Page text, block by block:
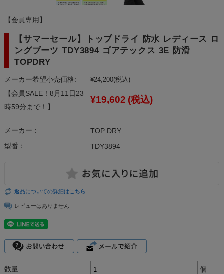
【会員専用】
【サマーセール】トップドライ 防水 レディース ロ
ングブーツ TDY3894 ゴアテックス 3E 防滑
TOPDRY
メーカー希望小売価格: ¥24,200(税込)
【会員SALE！8月11日23
時59分まで！】:
¥19,602 (税込)
メーカー：
TOP DRY
型番：
TDY3894
返品についての詳細はこちら
レビューはありません
数量: 個